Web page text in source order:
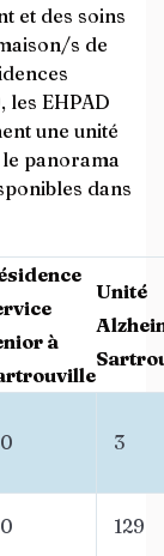
et des soins
s de
les EHPAD
une unité
panorama
dans
à
Unité
0 3
0 129